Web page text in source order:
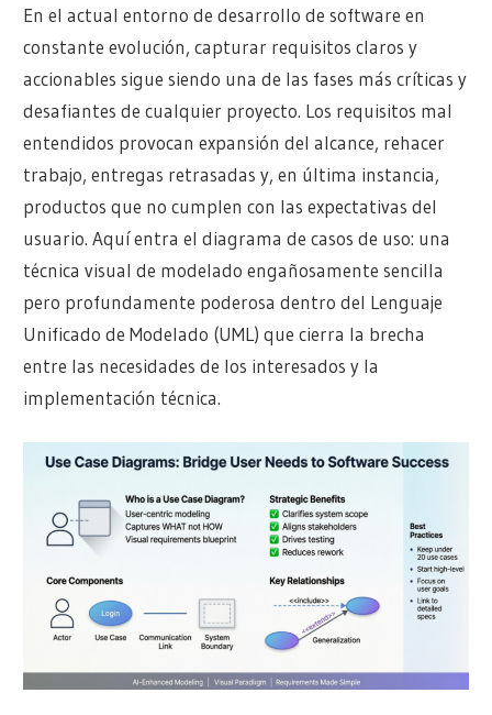
En el actual entorno de desarrollo de software en
constante evolución, capturar requisitos claros y
accionables sigue siendo una de las fases más críticas y
desafiantes de cualquier proyecto. Los requisitos mal
entendidos provocan expansión del alcance, rehacer
trabajo, entregas retrasadas y, en última instancia,
productos que no cumplen con las expectativas del
usuario. Aquí entra el diagrama de casos de uso: una
técnica visual de modelado engañosamente sencilla
pero profundamente poderosa dentro del Lenguaje
Unificado de Modelado (UML) que cierra la brecha
entre las necesidades de los interesados y la
implementación técnica.